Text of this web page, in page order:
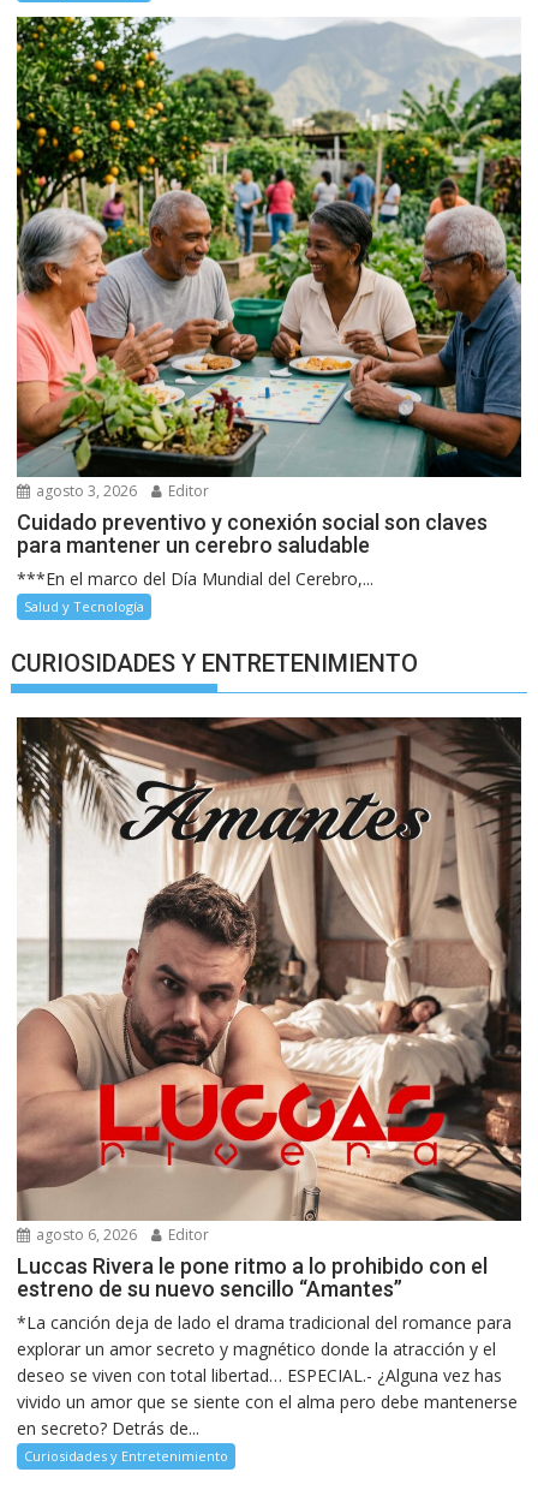
agosto 3, 2026 Editor
Cuidado preventivo y conexión social son claves
para mantener un cerebro saludable
***En el marco del Día Mundial del Cerebro,...
Salud y Tecnología
CURIOSIDADES Y ENTRETENIMIENTO
agosto 6, 2026 Editor
Luccas Rivera le pone ritmo a lo prohibido con el
estreno de su nuevo sencillo “Amantes”
*La canción deja de lado el drama tradicional del romance para
explorar un amor secreto y magnético donde la atracción y el
deseo se viven con total libertad… ESPECIAL.- ¿Alguna vez has
vivido un amor que se siente con el alma pero debe mantenerse
en secreto? Detrás de...
Curiosidades y Entretenimiento